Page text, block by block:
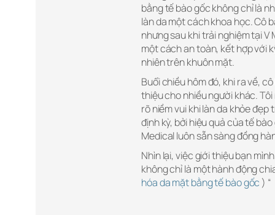
bằng tế bào gốc không chỉ là
làn da một cách khoa học. Cô
nhưng sau khi trải nghiệm tại
một cách an toàn, kết hợp với
nhiên trên khuôn mặt.
Buổi chiều hôm đó, khi ra về,
thiệu cho nhiều người khác.
rõ niềm vui khi làn da khỏe
định kỳ, bởi hiệu quả của tế
Medical luôn sẵn sàng đồng
Nhìn lại, việc giới thiệu bạn
không chỉ là một hành động
hóa da mặt bằng tế bào gốc ) “